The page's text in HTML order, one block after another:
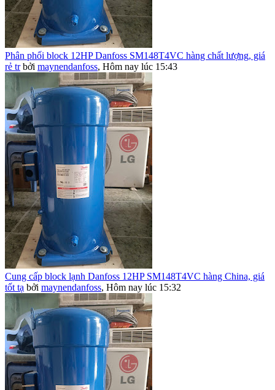
Phân phối block 12HP Danfoss SM148T4VC hàng chất lượng, giá
rẻ tr bởi maynendanfoss, Hôm nay lúc 15:43
Cung cấp block lạnh Danfoss 12HP SM148T4VC hàng China, giá
tốt tạ bởi maynendanfoss, Hôm nay lúc 15:32